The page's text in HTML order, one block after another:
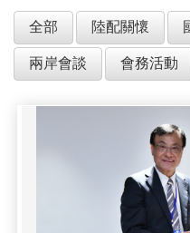
全部 陸配關懷
兩岸會談 會務活動